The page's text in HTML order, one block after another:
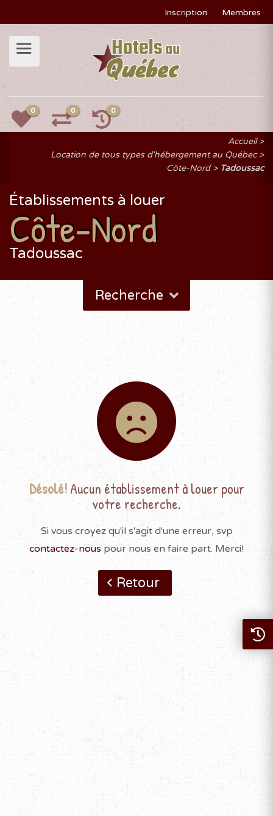
Inscription Membres
0 0 0
Accueil
Location de tous types d'hébergement au Québec
Côte-Nord
Tadoussac
Établissements à louer
Côte-Nord
Tadoussac
Recherche
Désolé!Aucun établissement à louer pour
votre recherche.
Si vous croyez qu'il s'agit d'une erreur, svp
contactez-nous pour nous en faire part. Merci!
Retour